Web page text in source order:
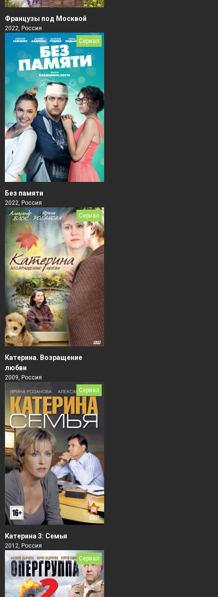
Французы под Москвой
2022, Россия
Сериал
Без памяти
2022, Россия
Сериал
Катерина. Возращение
любви
2009, Россия
Сериал
Катерина 3: Семья
2012, Россия
Сериал